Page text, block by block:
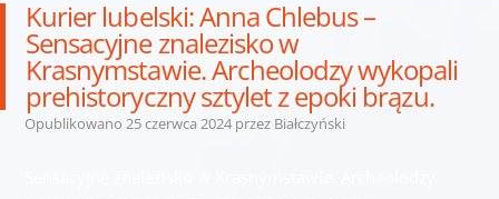
Kurier lubelski: Anna Chlebus –
Sensacyjne znalezisko w
Krasnymstawie. Archeolodzy wykopali
prehistoryczny sztylet z epoki brązu.
Opublikowano 25 czerwca 2024przez Białczyński